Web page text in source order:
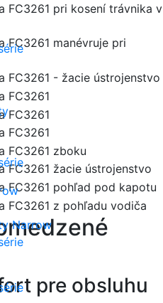
Narrow
pre obsluhu